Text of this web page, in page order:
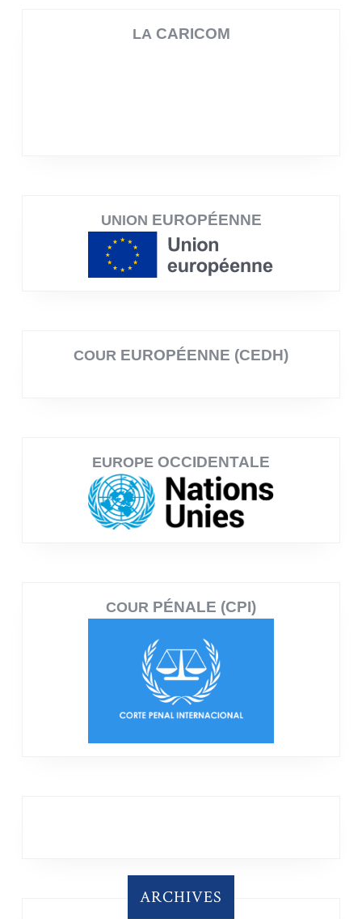
LA CARICOM
UNION EUROPÉENNE
COUR EUROPÉENNE (CEDH)
EUROPE OCCIDENTALE
COUR PÉNALE (CPI)
ARCHIVES